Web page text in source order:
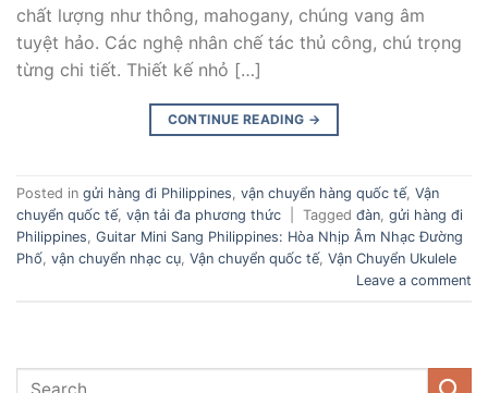
chất lượng như thông, mahogany, chúng vang âm
tuyệt hảo. Các nghệ nhân chế tác thủ công, chú trọng
từng chi tiết. Thiết kế nhỏ […]
CONTINUE READING →
Posted in gửi hàng đi Philippines, vận chuyển hàng quốc tế, Vận
chuyển quốc tế, vận tải đa phương thức Tagged đàn, gửi hàng đi
Philippines, Guitar Mini Sang Philippines: Hòa Nhịp Âm Nhạc Đường
Phố, vận chuyển nhạc cụ, Vận chuyển quốc tế, Vận Chuyển Ukulele
Leave a comment